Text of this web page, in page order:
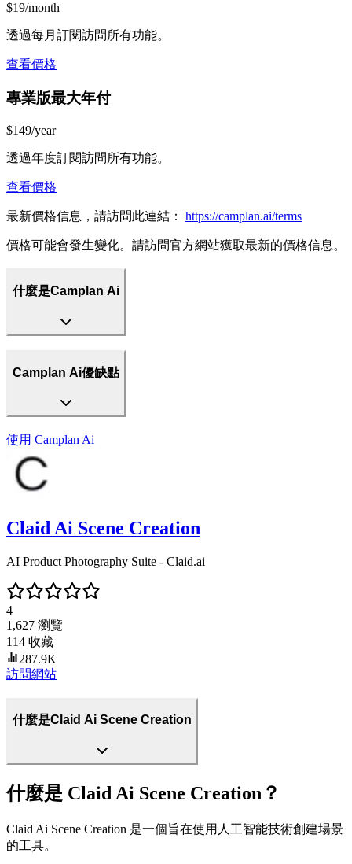
$19/month
透過每月訂閱訪問所有功能。
查看價格
專業版最大年付
$149/year
透過年度訂閱訪問所有功能。
查看價格
最新價格信息，請訪問此連結： https://camplan.ai/terms
價格可能會發生變化。請訪問官方網站獲取最新的價格信息。
什麼是Camplan Ai
Camplan Ai優缺點
使用 Camplan Ai
Claid Ai Scene Creation
AI Product Photography Suite - Claid.ai
4
1,627 瀏覽
114 收藏
287.9K
訪問網站
什麼是Claid Ai Scene Creation
什麼是 Claid Ai Scene Creation？
Claid Ai Scene Creation 是一個旨在使用人工智能技術創建場景
的工具。